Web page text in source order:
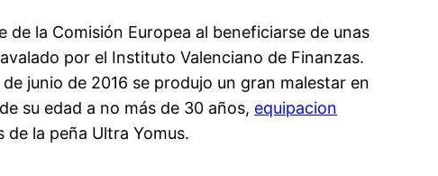
la Comisión Europea al beneficiarse de unas
por el Instituto Valenciano de Finanzas.
junio de 2016 se produjo un gran malestar en
su edad a no más de 30 años, equipacion
la peña Ultra Yomus.